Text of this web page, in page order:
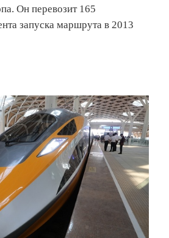
Он перевозит 165
запуска маршрута в 2013